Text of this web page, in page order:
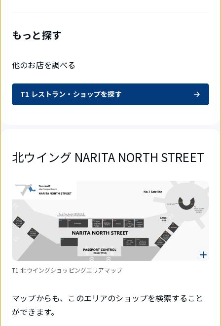
もっと探す
他のお店を調べる
T1 レストラン・ショップを探す
北ウイング NARITA NORTH STREET
T1 北ウイングショッピングエリアマップ
マップからも、このエリアのショップを検索すること
ができます。